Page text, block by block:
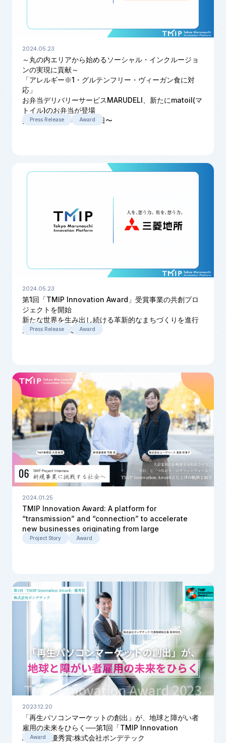
2024.05.23
～丸の内エリアから始めるソーシャル・インクルージョ
ンの実現に貢献～
「アレルギー※1・グルテンフリー・ヴィーガン食に対
応」
お弁当デリバリーサービスMARUDELI、新たにmatoil(マ
トイル)のお弁当が登場
提供開始:2024年5月30日〜
Press Release Award
2024.05.23
第1回「TMIP Innovation Award」受賞事業の共創プロ
ジェクトを開始
新たな世界を生み出し続ける革新的なまちづくりを進行
第2回も開催決定
Press Release Award
2024.01.25
TMIP Innovation Award: A platform for
“transmission” and “connection” to accelerate
new businesses originating from large
corporations
Project Story Award
2023.12.20
「再生パソコンマーケットの創出」が、地球と障がい者
雇用の未来をひらく──第1回「TMIP Innovation
Award」優秀賞:株式会社ポンデテック
Award